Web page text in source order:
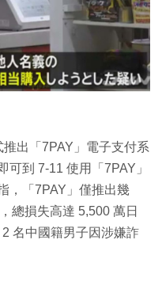
出「7PAY」電子支付系
到 7-11 使用「7PAY」
，「7PAY」僅推出幾
總損失高達 5,500 萬日
名中國籍男子因涉嫌詐